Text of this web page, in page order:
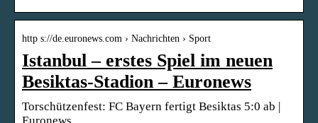
http s://de.euronews.com › Nachrichten › Sport
Istanbul – erstes Spiel im neuen
Besiktas-Stadion – Euronews
Torschützenfest: FC Bayern fertigt Besiktas 5:0 ab |
Euronews